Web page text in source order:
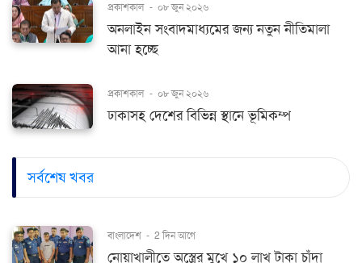
প্রকাশকাল - ০৮ জুন ২০২৬
অনলাইন সংবাদমাধ্যমের জন্য নতুন নীতিমালা
আনা হচ্ছে
প্রকাশকাল - ০৮ জুন ২০২৬
ঢাকাসহ দেশের বিভিন্ন স্থানে ভূমিকম্প
সর্বশেষ খবর
বাংলাদেশ - 2 দিন আগে
নোয়াখালীতে অস্ত্রের মুখে ১০ লাখ টাকা চাঁদা